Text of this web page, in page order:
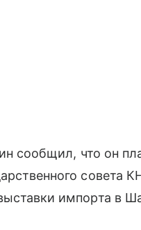
сообщил, что он
совета
импорта в